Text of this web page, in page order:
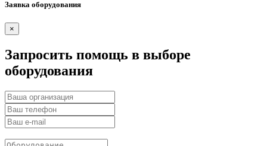
Заявка оборудования
×
Запросить помощь в выборе
оборудования